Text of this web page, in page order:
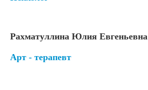
Рахматуллина Юлия Евгеньевна
Арт - терапевт